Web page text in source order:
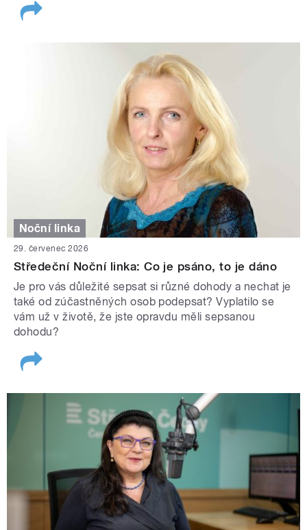
Noční linka
29. červenec 2026
Středeční Noční linka: Co je psáno, to je dáno
Je pro vás důležité sepsat si různé dohody a nechat je
také od zúčastněných osob podepsat? Vyplatilo se
vám už v životě, že jste opravdu měli sepsanou
dohodu?